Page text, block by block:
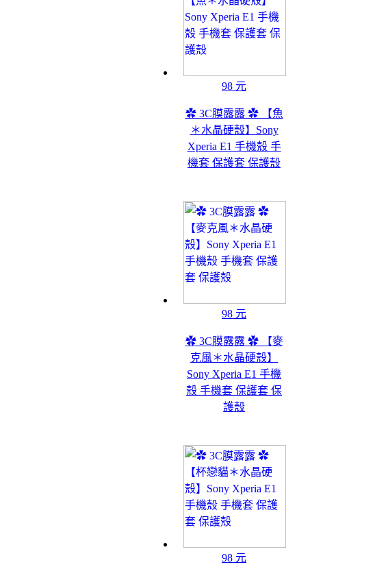
98 元
✿ 3C膜露露 ✿ 【魚
＊水晶硬殼】Sony
Xperia E1 手機殼 手
機套 保護套 保護殼
98 元
✿ 3C膜露露 ✿ 【麥
克風＊水晶硬殼】
Sony Xperia E1 手機
殼 手機套 保護套 保
護殼
98 元